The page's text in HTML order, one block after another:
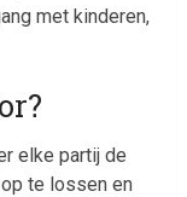
met kinderen,
elke partij de
te lossen en